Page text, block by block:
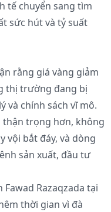
tế chuyển sang tìm
sức hút và tỷ suất
rằng giá vàng giảm
thị trường đang bị
và chính sách vĩ mô.
trọng hơn, không
vội bắt đáy, và dòng
sản xuất, đầu tư
Razaqzada tại
thời gian vì đà